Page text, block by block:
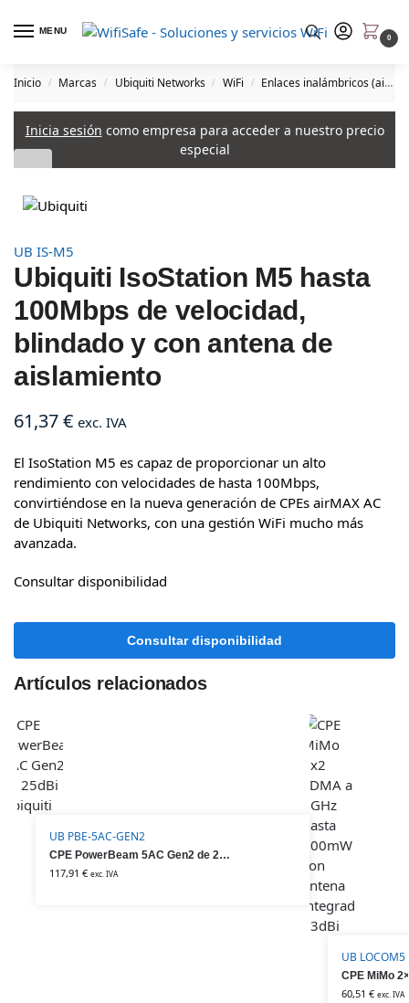
MENU
0
Inicio / Marcas / Ubiquiti Networks / WiFi / Enlaces inalámbricos (airMAX)
Inicia sesión como empresa para acceder a nuestro precio
especial
UB IS-M5
Ubiquiti IsoStation M5 hasta
100Mbps de velocidad,
blindado y con antena de
aislamiento
61,37€ exc. IVA
El IsoStation M5 es capaz de proporcionar un alto
rendimiento con velocidades de hasta 100Mbps,
convirtiéndose en la nueva generación de CPEs airMAX AC
de Ubiquiti Networks, con una gestión WiFi mucho más
avanzada.
Consultar disponibilidad
Artículos relacionados
UB PBE-5AC-GEN2
CPE PowerBeam 5AC Gen2 de 25dBi de Ubiquiti
117,91 € exc. IVA
UB LOCOM5
60,51 € exc. IVA